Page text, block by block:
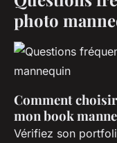
photo
Comment
mon book
Vérifiez son